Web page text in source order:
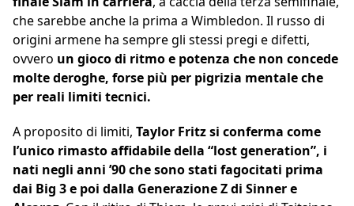
che sarebbe anche la prima a Wimbledon. Il russo di
origini armene ha sempre gli stessi pregi e difetti,
ovvero un gioco di ritmo e potenza che non concede
molte deroghe, forse più per pigrizia mentale che
per reali limiti tecnici.
A proposito di limiti, Taylor Fritz si conferma come
l’unico rimasto affidabile della “lost generation”, i
nati negli anni ’90 che sono stati fagocitati prima
dai Big 3 e poi dalla Generazione Z di Sinner e